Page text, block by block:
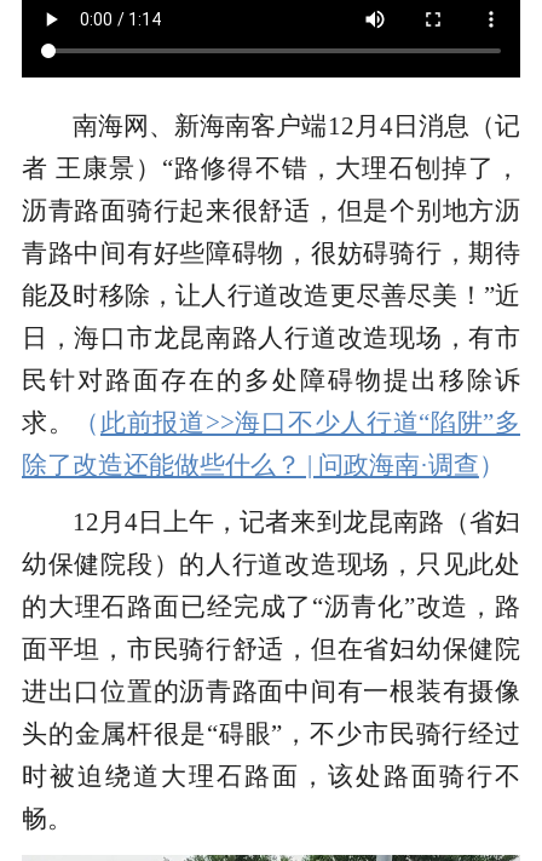
南海网、新海南客户端12月4日消息（记
者 王康景）“路修得不错，大理石刨掉了，
沥青路面骑行起来很舒适，但是个别地方沥
青路中间有好些障碍物，很妨碍骑行，期待
能及时移除，让人行道改造更尽善尽美！”近
日，海口市龙昆南路人行道改造现场，有市
民针对路面存在的多处障碍物提出移除诉
求。
（ 此前报道>>海口不少人行道“陷阱”多
除了改造还能做些什么？ | 问政海南·调查）
12月4日上午，记者来到龙昆南路（省妇
幼保健院段）的人行道改造现场，只见此处
的大理石路面已经完成了“沥青化”改造，路
面平坦，市民骑行舒适，但在省妇幼保健院
进出口位置的沥青路面中间有一根装有摄像
头的金属杆很是“碍眼”，不少市民骑行经过
时被迫绕道大理石路面，该处路面骑行不
畅。